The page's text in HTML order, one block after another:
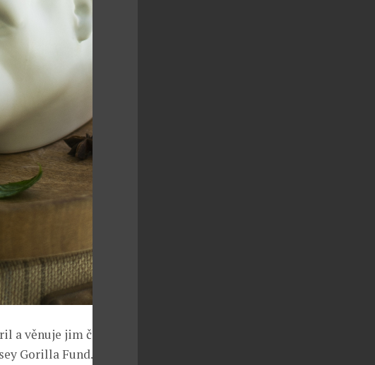
a věnuje jim část
Gorilla Fund. Nadace